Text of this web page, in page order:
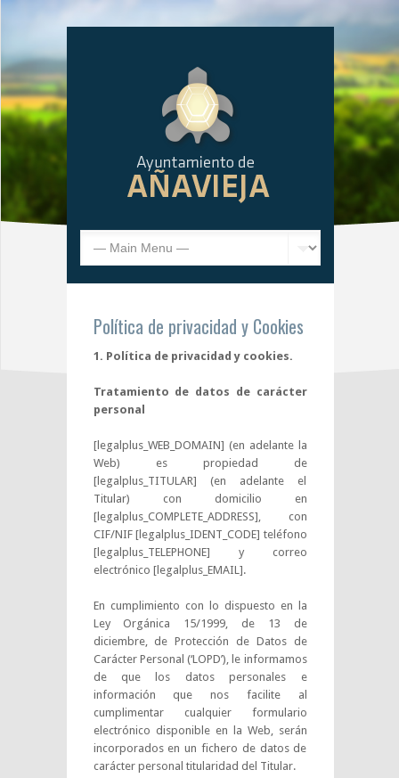
Política de privacidad y Cookies
1. Política de privacidad y cookies.
Tratamiento de datos de carácter
personal
[legalplus_WEB_DOMAIN] (en adelante la
Web) es propiedad de
[legalplus_TITULAR] (en adelante el
Titular) con domicilio en
[legalplus_COMPLETE_ADDRESS], con
CIF/NIF [legalplus_IDENT_CODE] teléfono
[legalplus_TELEPHONE] y correo
electrónico [legalplus_EMAIL].
En cumplimiento con lo dispuesto en la
Ley Orgánica 15/1999, de 13 de
diciembre, de Protección de Datos de
Carácter Personal (‘LOPD’), le informamos
de que los datos personales e
información que nos facilite al
cumplimentar cualquier formulario
electrónico disponible en la Web, serán
incorporados en un fichero de datos de
carácter personal titularidad del Titular.